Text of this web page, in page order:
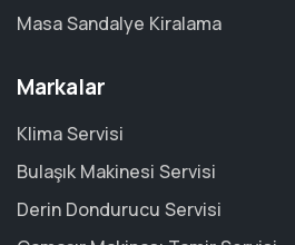
Masa Sandalye Kiralama
Markalar
Klima Servisi
Bulaşık Makinesi Servisi
Derin Dondurucu Servisi